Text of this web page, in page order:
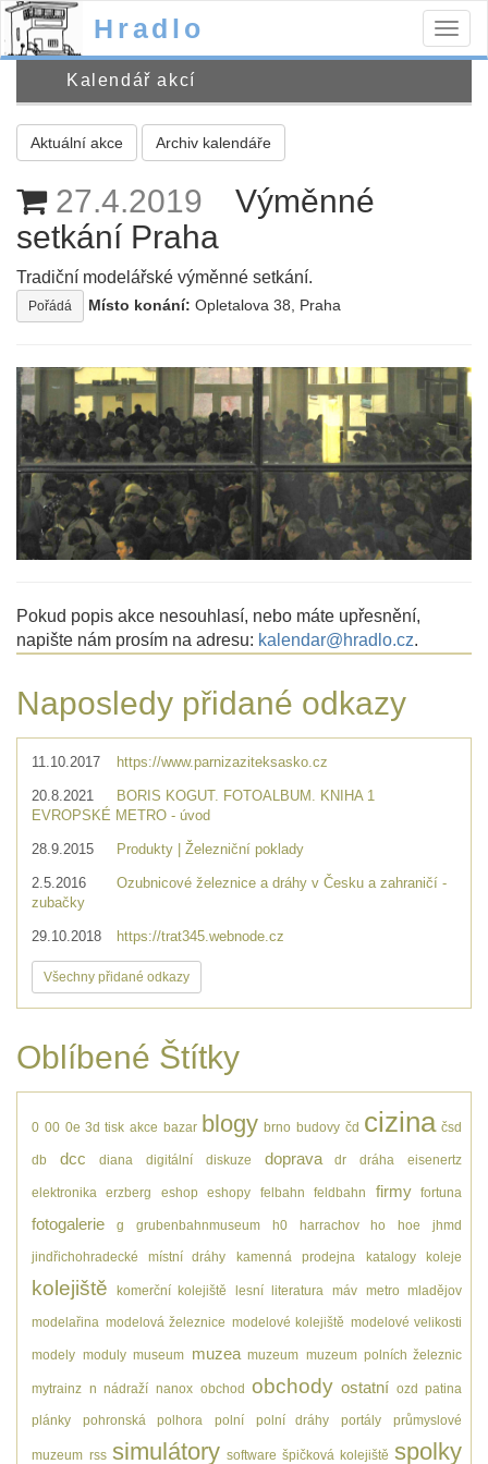
Hradlo
Kalendář akcí
Aktuální akce Archiv kalendáře
27.4.2019
Výměnné
setkání Praha
Tradiční modelářské výměnné setkání.
Pořádá Místo konání: Opletalova 38, Praha
Pokud popis akce nesouhlasí, nebo máte upřesnění,
napište nám prosím na adresu: kalendar@hradlo.cz.
Naposledy přidané odkazy
11.10.2017 https://www.parnizaziteksasko.cz
20.8.2021
BORIS KOGUT. FOTOALBUM. KNIHA 1
EVROPSKÉ METRO - úvod
28.9.2015 Produkty | Železniční poklady
2.5.2016
Ozubnicové železnice a dráhy v Česku a zahraničí -
zubačky
29.10.2018 https://trat345.webnode.cz
Všechny přidané odkazy
Oblíbené Štítky
0 00 0e 3d tisk akce bazar blogy brno budovy čd cizina čsd
db dcc diana digitální diskuze doprava dr dráha eisenertz
elektronika erzberg eshop eshopy felbahn feldbahn firmy fortuna
fotogalerie g grubenbahnmuseum h0 harrachov ho hoe jhmd
jindřichohradecké místní dráhy kamenná prodejna katalogy koleje
kolejiště komerční kolejiště lesní literatura máv metro mladějov
modelařina modelová železnice modelové kolejiště modelové velikosti
modely moduly museum muzea muzeum muzeum polních železnic
mytrainz n nádraží nanox obchod obchody ostatní ozd patina
plánky pohronská polhora polní polní dráhy portály průmyslové
muzeum rss simulátory software špičková kolejiště spolky